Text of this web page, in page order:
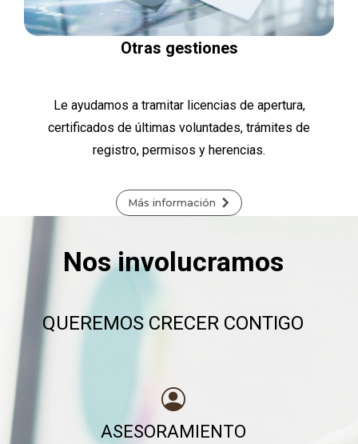
Otras gestiones
Le ayudamos a tramitar licencias de apertura,
certificados de últimas voluntades, trámites de
registro, permisos y herencias.
Más información
Nos involucramos
QUEREMOS CRECER CONTIGO
ASESORAMIENTO